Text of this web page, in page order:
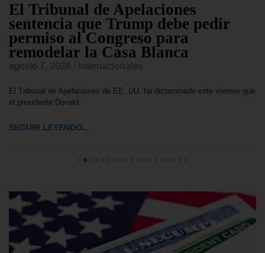
El Tribunal de Apelaciones
sentencia que Trump debe pedir
permiso al Congreso para
remodelar la Casa Blanca
agosto 7, 2026 Internacionales
El Tribunal de Apelaciones de EE. UU. ha dictaminado este viernes que
el presidente Donald
SEGUIR LEYENDO...